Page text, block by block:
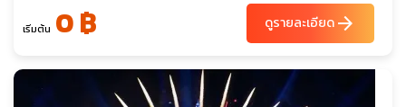
เริ่มต้น 0 ฿ ดูรายละเอียดarrow_forward